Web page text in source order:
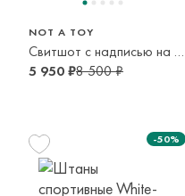
NOT A TOY
Свитшот с надписью на спине розовый
5 950 ₽8 500 ₽
-50%